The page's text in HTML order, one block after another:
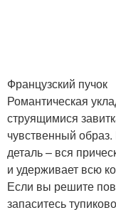
Французский пучок
Романтическая
струящимися
чувственный
деталь – вся
и удерживает всю
Если вы решите
запаситесь